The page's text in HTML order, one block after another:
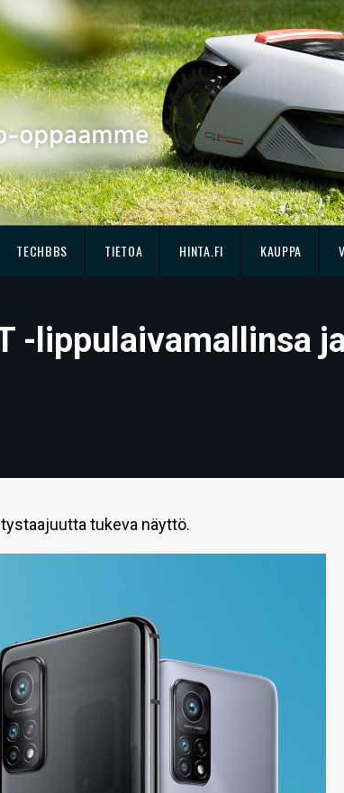
TECHBBS TIETOA HINTA.FI KAUPPA
-lippulaivamallinsa
tukeva näyttö.